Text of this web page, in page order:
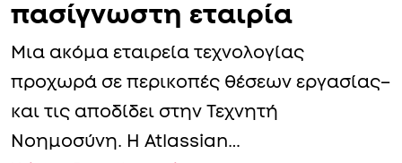
πασίγνωστη εταιρία
Μια ακόμα εταιρεία τεχνολογίας
προχωρά σε περικοπές θέσεων εργασίας–
και τις αποδίδει στην Τεχνητή
Νοημοσύνη. Η Atlassian…